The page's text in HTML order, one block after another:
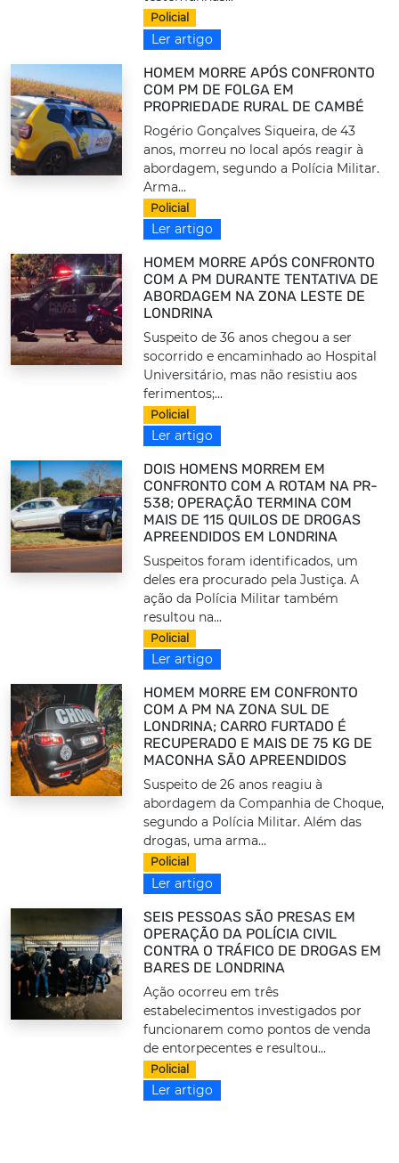
Policial
Ler artigo
HOMEM MORRE APÓS CONFRONTO
COM PM DE FOLGA EM
PROPRIEDADE RURAL DE CAMBÉ
Rogério Gonçalves Siqueira, de 43
anos, morreu no local após reagir à
abordagem, segundo a Polícia Militar.
Arma...
Policial
Ler artigo
HOMEM MORRE APÓS CONFRONTO
COM A PM DURANTE TENTATIVA DE
ABORDAGEM NA ZONA LESTE DE
LONDRINA
Suspeito de 36 anos chegou a ser
socorrido e encaminhado ao Hospital
Universitário, mas não resistiu aos
ferimentos;...
Policial
Ler artigo
DOIS HOMENS MORREM EM
CONFRONTO COM A ROTAM NA PR-
538; OPERAÇÃO TERMINA COM
MAIS DE 115 QUILOS DE DROGAS
APREENDIDOS EM LONDRINA
Suspeitos foram identificados, um
deles era procurado pela Justiça. A
ação da Polícia Militar também
resultou na...
Policial
Ler artigo
HOMEM MORRE EM CONFRONTO
COM A PM NA ZONA SUL DE
LONDRINA; CARRO FURTADO É
RECUPERADO E MAIS DE 75 KG DE
MACONHA SÃO APREENDIDOS
Suspeito de 26 anos reagiu à
abordagem da Companhia de Choque,
segundo a Polícia Militar. Além das
drogas, uma arma...
Policial
Ler artigo
SEIS PESSOAS SÃO PRESAS EM
OPERAÇÃO DA POLÍCIA CIVIL
CONTRA O TRÁFICO DE DROGAS EM
BARES DE LONDRINA
Ação ocorreu em três
estabelecimentos investigados por
funcionarem como pontos de venda
de entorpecentes e resultou...
Policial
Ler artigo